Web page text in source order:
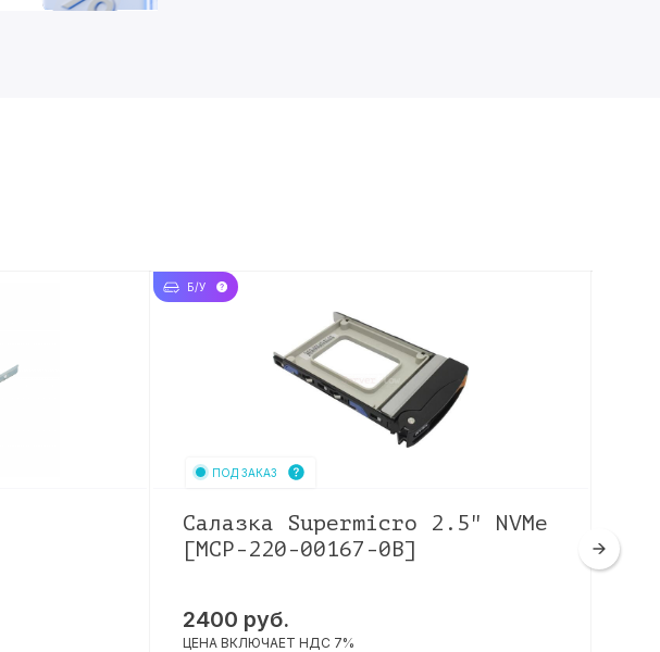
Б/У
ПОД ЗАКАЗ
Салазка Supermicro 2.5" NVMe
[MCP-220-00167-0B]
2400 руб.
ЦЕНА ВКЛЮЧАЕТ НДС 7%